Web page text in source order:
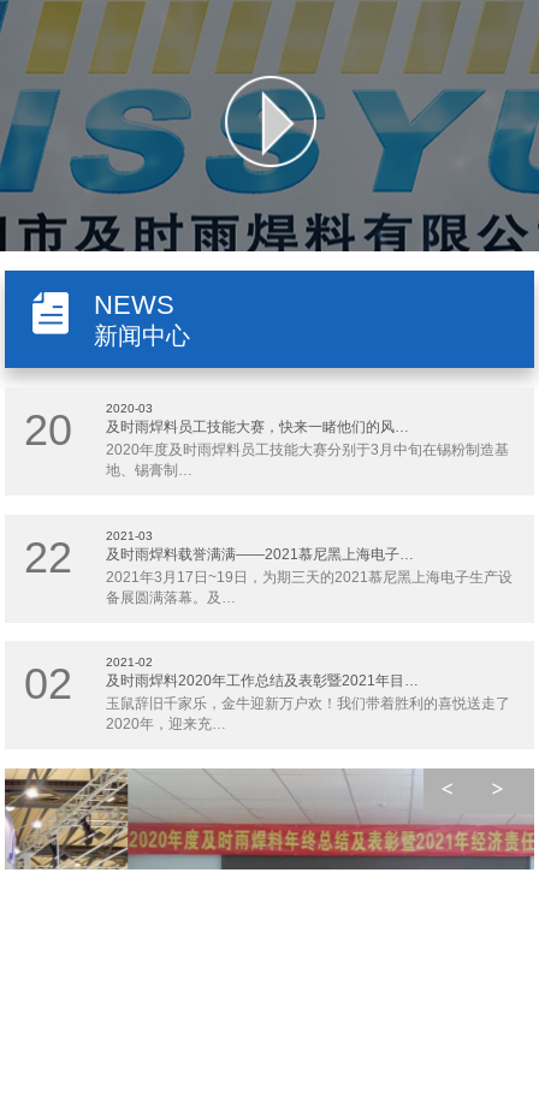
NEWS
新闻中心
20 2020-03
及时雨焊料员工技能大赛，快来一睹他们的风…
2020年度及时雨焊料员工技能大赛分别于3月中旬在锡粉制造基
地、锡膏制…
22 2021-03
及时雨焊料载誉满满——2021慕尼黑上海电子…
2021年3月17日~19日，为期三天的2021慕尼黑上海电子生产设
备展圆满落幕。及…
02 2021-02
及时雨焊料2020年工作总结及表彰暨2021年目…
玉鼠辞旧千家乐，金牛迎新万户欢！我们带着胜利的喜悦送走了
2020年，迎来充…